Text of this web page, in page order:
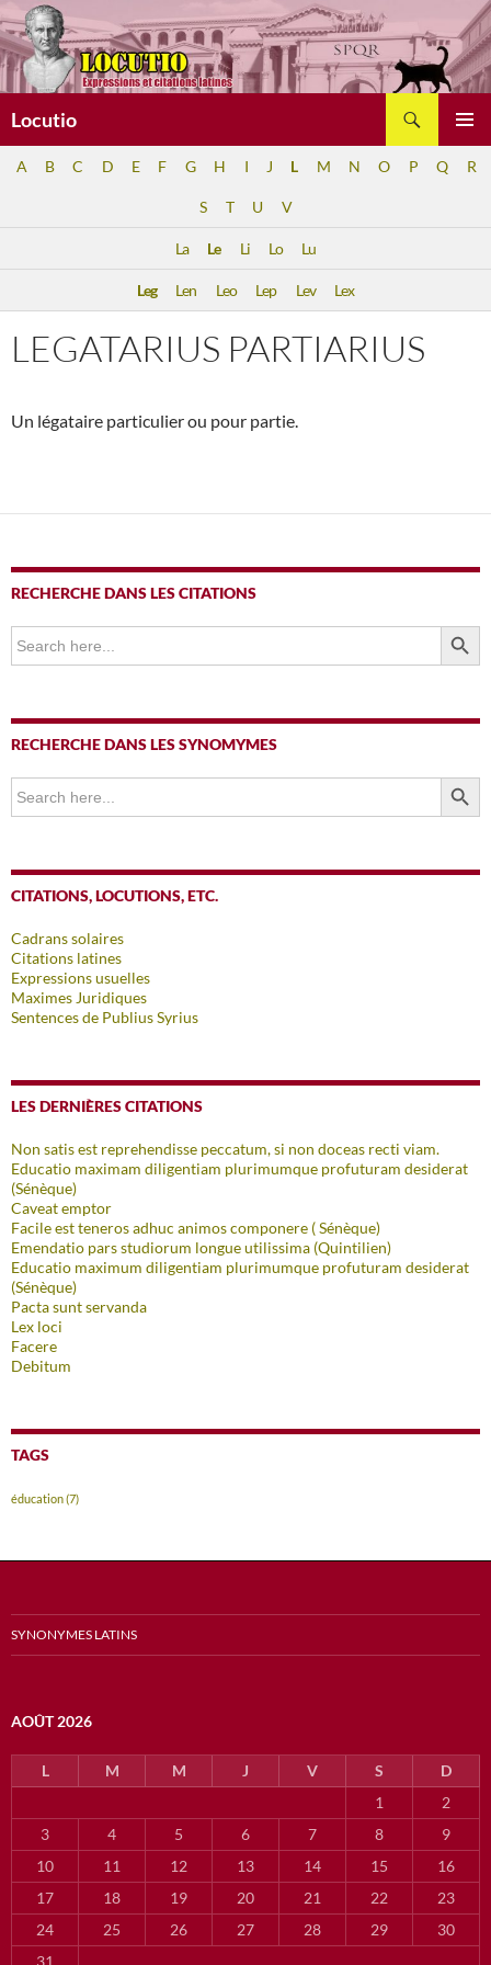
Aller
au
contenu
Locutio
A B C D E F G H I J L M N O P Q R
S T U V
La Le Li Lo Lu
Leg Len Leo Lep Lev Lex
LEGATARIUS PARTIARIUS
Un légataire particulier ou pour partie.
RECHERCHE DANS LES CITATIONS
Search
for:
SEARCH
RECHERCHE DANS LES SYNOMYMES
Search
for:
SEARCH
CITATIONS, LOCUTIONS, ETC.
Cadrans solaires
Citations latines
Expressions usuelles
Maximes Juridiques
Sentences de Publius Syrius
LES DERNIÈRES CITATIONS
Non satis est reprehendisse peccatum, si non doceas recti viam.
Educatio maximam diligentiam plurimumque profuturam desiderat
(Sénèque)
Caveat emptor
Facile est teneros adhuc animos componere ( Sénèque)
Emendatio pars studiorum longue utilissima (Quintilien)
Educatio maximum diligentiam plurimumque profuturam desiderat
(Sénèque)
Pacta sunt servanda
Lex loci
Facere
Debitum
TAGS
éducation(7)
SYNONYMES LATINS
AOÛT 2026
L M M J V S
D
1
2
3
4 5 6 7 8
9
10
11 12 13 14 15
16
17
18 19 20 21 22
23
24
25 26 27 28 29
30